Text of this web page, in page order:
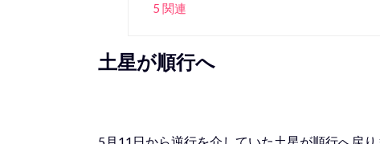
5 関連
土星が順行へ